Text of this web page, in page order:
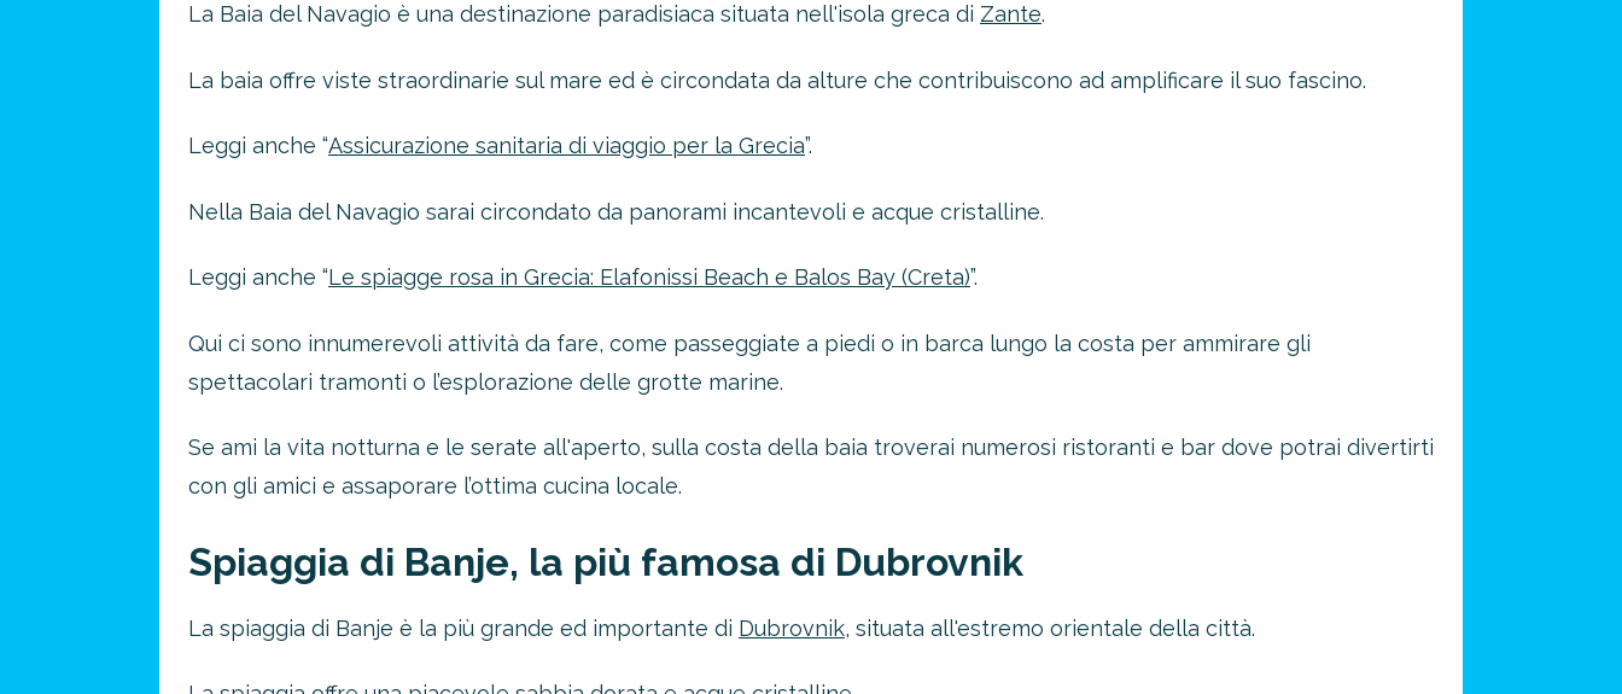
La Baia del Navagio è una destinazione paradisiaca situata nell'isola greca di Zante.
La baia offre viste straordinarie sul mare ed è circondata da alture che contribuiscono ad amplificare il suo fascino.
Leggi anche “Assicurazione sanitaria di viaggio per la Grecia”.
Nella Baia del Navagio sarai circondato da panorami incantevoli e acque cristalline.
Leggi anche “Le spiagge rosa in Grecia: Elafonissi Beach e Balos Bay (Creta)”.
Qui ci sono innumerevoli attività da fare, come passeggiate a piedi o in barca lungo la costa per ammirare gli
spettacolari tramonti o l’esplorazione delle grotte marine.
Se ami la vita notturna e le serate all'aperto, sulla costa della baia troverai numerosi ristoranti e bar dove potrai divertirti
con gli amici e assaporare l’ottima cucina locale.
Spiaggia di Banje, la più famosa di Dubrovnik
La spiaggia di Banje è la più grande ed importante di Dubrovnik, situata all'estremo orientale della città.